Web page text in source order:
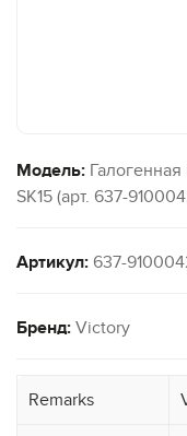
Модель:
SK15 (арт. 637-
Артикул: 637-
Бренд: Victory
Remarks